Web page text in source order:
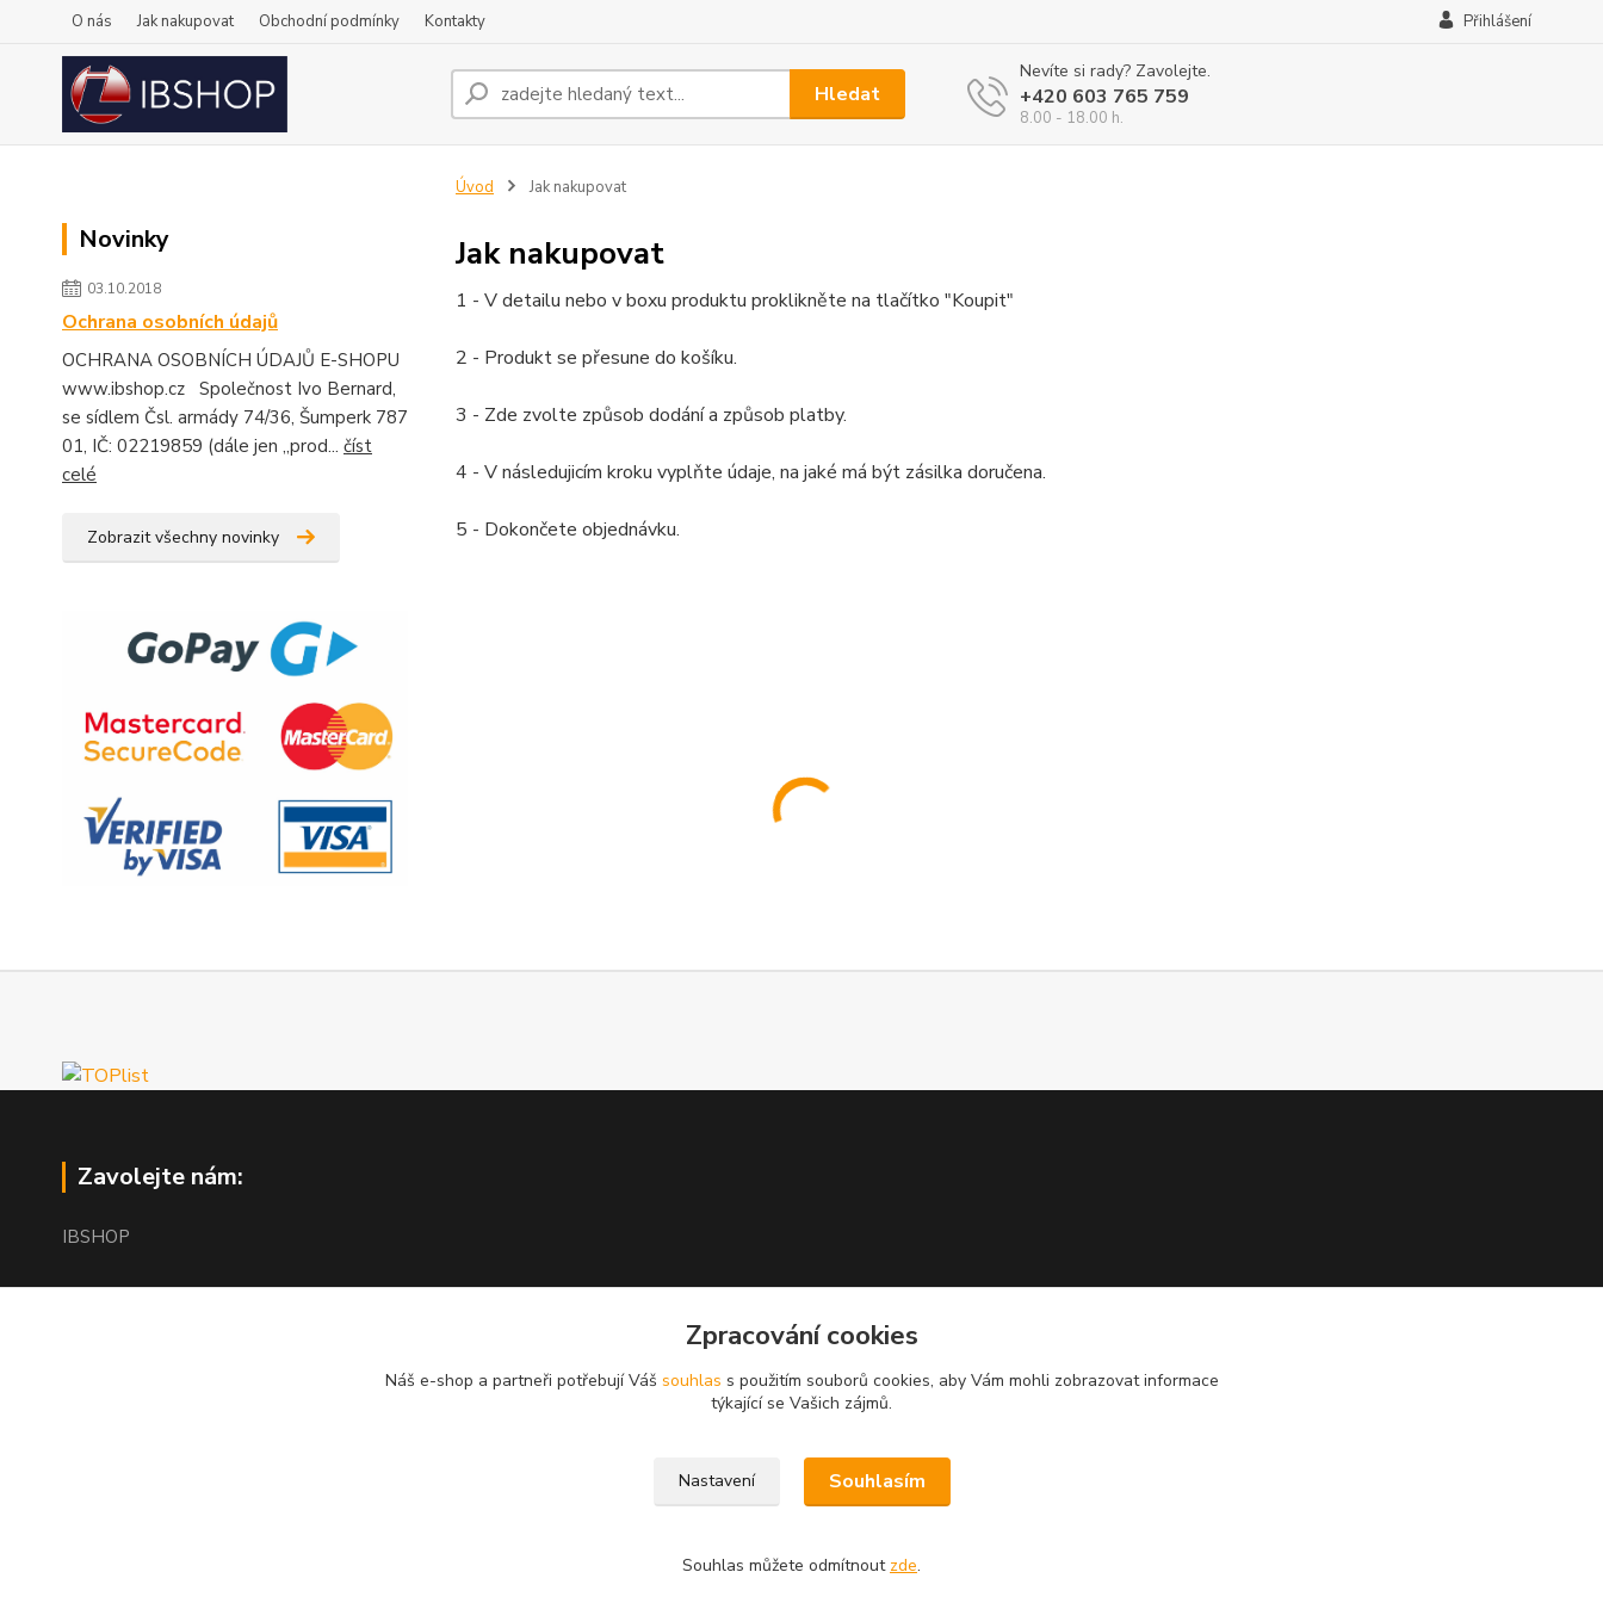
O nás Jak nakupovat Obchodní podmínky Kontakty Přihlášení
Hledat
Nevíte si rady? Zavolejte.
+420 603 765 759
8.00 - 18.00 h.
Novinky
03.10.2018
Ochrana osobních údajů
OCHRANA OSOBNÍCH ÚDAJŮ E-SHOPU
www.ibshop.cz Společnost Ivo Bernard,
se sídlem Čsl. armády 74/36, Šumperk 787
01, IČ: 02219859 (dále jen „prod... číst
celé
Zobrazit všechny novinky
Úvod Jak nakupovat
Jak nakupovat
1 - V detailu nebo v boxu produktu proklikněte na tlačítko "Koupit"
2 - Produkt se přesune do košíku.
3 - Zde zvolte způsob dodání a způsob platby.
4 - V následujicím kroku vyplňte údaje, na jaké má být zásilka doručena.
5 - Dokončete objednávku.
Zavolejte nám:
IBSHOP
Zpracování cookies
Náš e-shop a partneři potřebují Váš souhlas s použitím souborů cookies, aby Vám mohli zobrazovat informace
týkající se Vašich zájmů.
Nastavení Souhlasím
Souhlas můžete odmítnout zde.